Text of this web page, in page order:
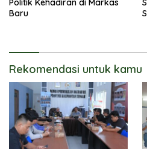
Politik Kehadiran di Markas
Baru
Rekomendasi untuk kamu